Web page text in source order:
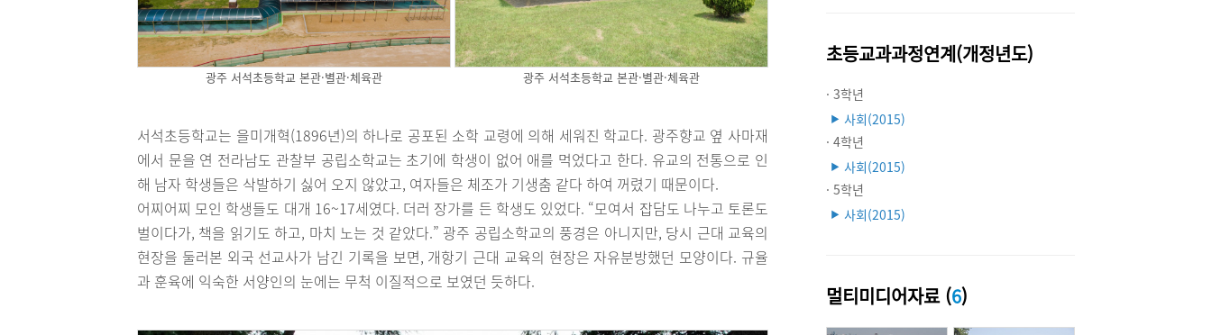
광주 서석초등학교 본관·별관·체육관 광주 서석초등학교 본관·별관·체육관
서석초등학교는 을미개혁(1896년)의 하나로 공포된 소학 교령에 의해 세워진 학교다. 광주향교 옆 사마재
에서 문을 연 전라남도 관찰부 공립소학교는 초기에 학생이 없어 애를 먹었다고 한다. 유교의 전통으로 인
해 남자 학생들은 삭발하기 싫어 오지 않았고, 여자들은 체조가 기생춤 같다 하여 꺼렸기 때문이다.
어찌어찌 모인 학생들도 대개 16~17세였다. 더러 장가를 든 학생도 있었다. “모여서 잡담도 나누고 토론도
벌이다가, 책을 읽기도 하고, 마치 노는 것 같았다.” 광주 공립소학교의 풍경은 아니지만, 당시 근대 교육의
현장을 둘러본 외국 선교사가 남긴 기록을 보면, 개항기 근대 교육의 현장은 자유분방했던 모양이다. 규율
과 훈육에 익숙한 서양인의 눈에는 무척 이질적으로 보였던 듯하다.
초등교과과정연계(개정년도)
· 3학년
▶ 사회(2015)
· 4학년
▶ 사회(2015)
· 5학년
▶ 사회(2015)
멀티미디어자료 (6)